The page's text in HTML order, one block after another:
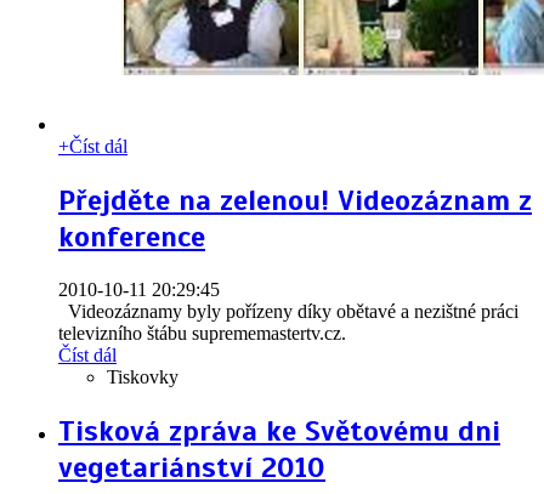
+Číst dál
Přejděte na zelenou! Videozáznam z
konference
2010-10-11 20:29:45
Videozáznamy byly pořízeny díky obětavé a nezištné práci
televizního štábu suprememastertv.cz.
Číst dál
Tiskovky
Tisková zpráva ke Světovému dni
vegetariánství 2010